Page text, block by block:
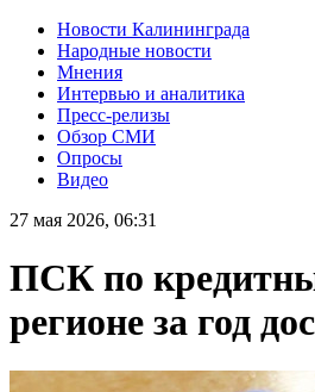
Новости Калининграда
Народные новости
Мнения
Интервью и аналитика
Пресс-релизы
Обзор СМИ
Опросы
Видео
27 мая 2026, 06:31
ПСК по
регионе за год